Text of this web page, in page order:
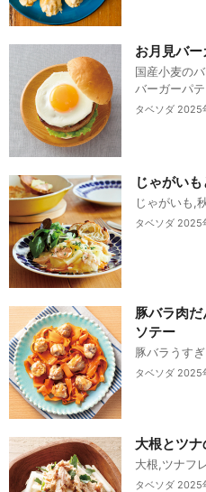
お月見バー
国産小麦の
バーガーパ
タベソダ 2025
じゃがい
じゃがいも,
タベソダ 2025
豚バラ肉
ソテー
豚バラうす
タベソダ 2025
大根とツナ
大根,ツナフ
タベソダ 2025